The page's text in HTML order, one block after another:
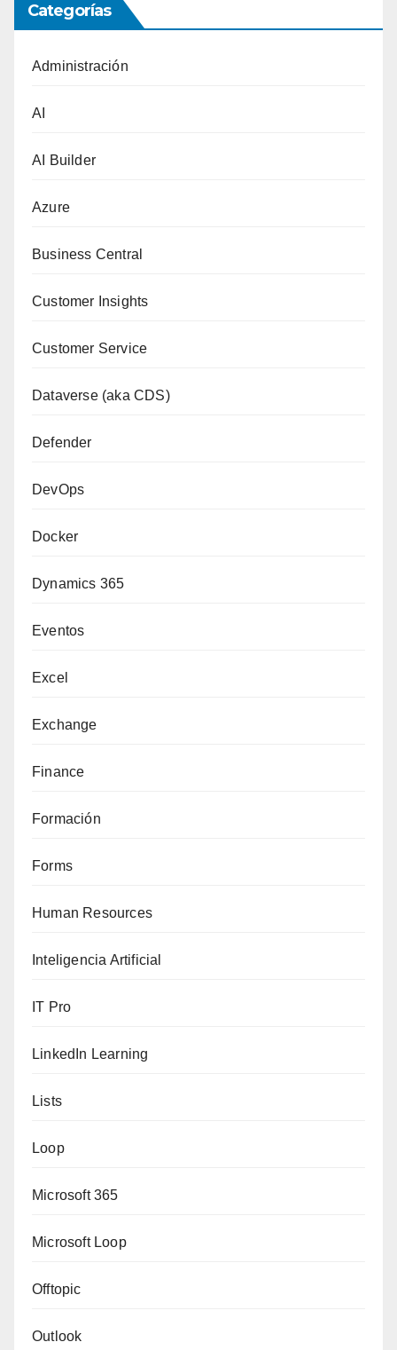
Categorías
Administración
AI
AI Builder
Azure
Business Central
Customer Insights
Customer Service
Dataverse (aka CDS)
Defender
DevOps
Docker
Dynamics 365
Eventos
Excel
Exchange
Finance
Formación
Forms
Human Resources
Inteligencia Artificial
IT Pro
LinkedIn Learning
Lists
Loop
Microsoft 365
Microsoft Loop
Offtopic
Outlook